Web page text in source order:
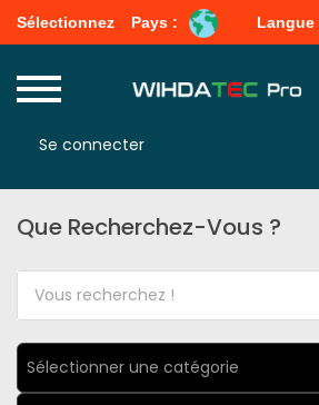
Sélectionnez Pays : Langue
Se connecter
Que Recherchez-Vous ?
Sélectionner une catégorie